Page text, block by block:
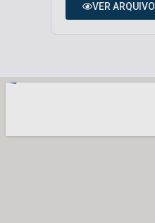
VER ARQUIVO